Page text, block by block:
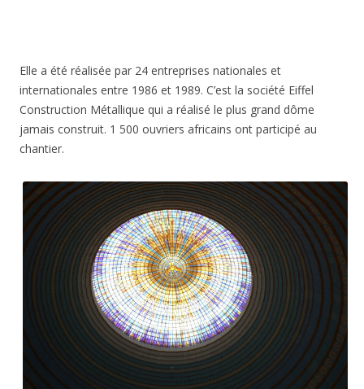
Elle a été réalisée par 24 entreprises nationales et
internationales entre 1986 et 1989. C’est la société Eiffel
Construction Métallique qui a réalisé le plus grand dôme
jamais construit. 1 500 ouvriers africains ont participé au
chantier.